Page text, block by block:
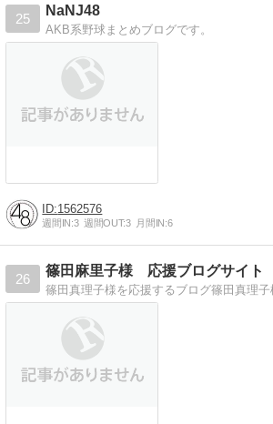
25
NaNJ48
AKB系野球まとめブログです。
1562576
週間IN:3 週間OUT:3 月間IN:6
26
篠田麻里子様 応援ブログサイト
篠田真理子様を応援するブログ篠田真理